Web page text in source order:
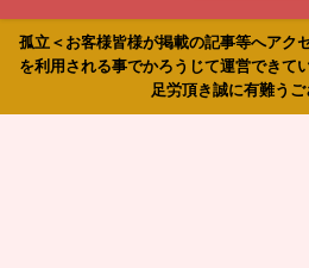
孤立＜お客様皆様が掲載の記事等へアク
を利用される事でかろうじて運営できて
足労頂き誠に有難うご